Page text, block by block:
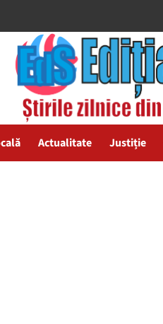
Actualitate Justiție